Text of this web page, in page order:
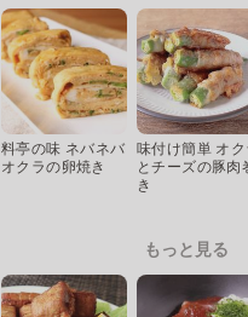
料亭の味 ネバネバ
オクラの卵焼き
味付け簡単 オ
とチーズの豚肉
き
もっと見る